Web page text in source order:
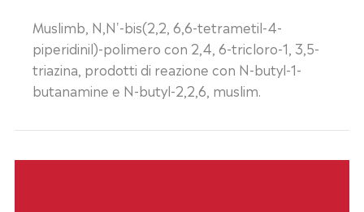
Muslimb, N,N'-bis(2,2, 6,6-tetrametil-4-
piperidinil)-polimero con 2,4, 6-tricloro-1, 3,5-
triazina, prodotti di reazione con N-butyl-1-
butanamine e N-butyl-2,2,6, muslim.